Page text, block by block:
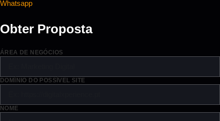
Whatsapp
Obter Proposta
ÁREA DE NEGÓCIOS
DOMÍNIO DO POSSÍVEL SITE
NOME